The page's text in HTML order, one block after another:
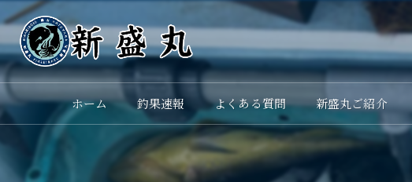
ホーム 釣果速報 よくある質問 新盛丸ご紹介